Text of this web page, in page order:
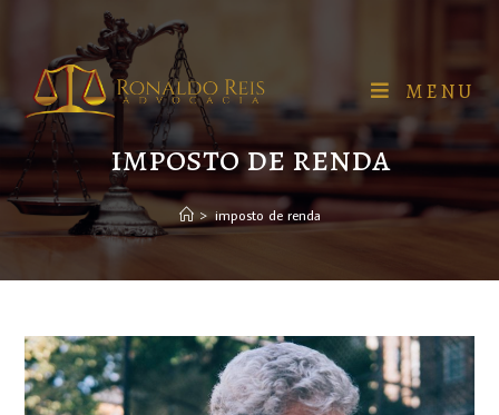
MENU
imposto de renda
> imposto de renda